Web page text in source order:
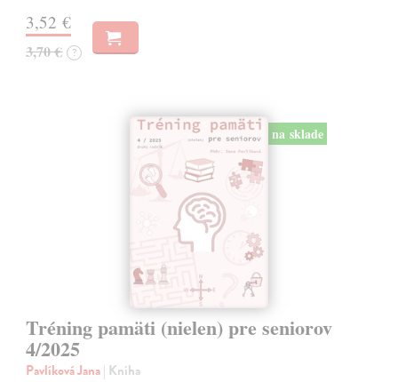
3,52 €
3,70 € ?
na sklade
Tréning pamäti (nielen) pre seniorov
4/2025
Pavlíková Jana| Kniha